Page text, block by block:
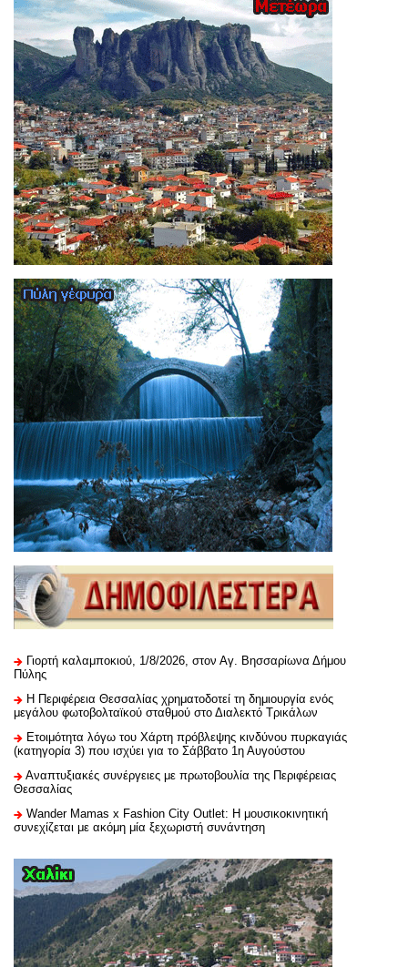
Γιορτή καλαμποκιού, 1/8/2026, στον Αγ. Βησσαρίωνα Δήμου
Πύλης
H Περιφέρεια Θεσσαλίας χρηματοδοτεί τη δημιουργία ενός
μεγάλου φωτοβολταϊκού σταθμού στο Διαλεκτό Τρικάλων
Ετοιμότητα λόγω του Χάρτη πρόβλεψης κινδύνου πυρκαγιάς
(κατηγορία 3) που ισχύει για το Σάββατο 1η Αυγούστου
Αναπτυξιακές συνέργειες με πρωτοβουλία της Περιφέρειας
Θεσσαλίας
Wander Mamas x Fashion City Outlet: Η μουσικοκινητική
συνεχίζεται με ακόμη μία ξεχωριστή συνάντηση